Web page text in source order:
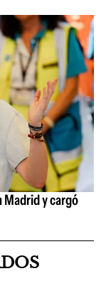
Madrid y cargó